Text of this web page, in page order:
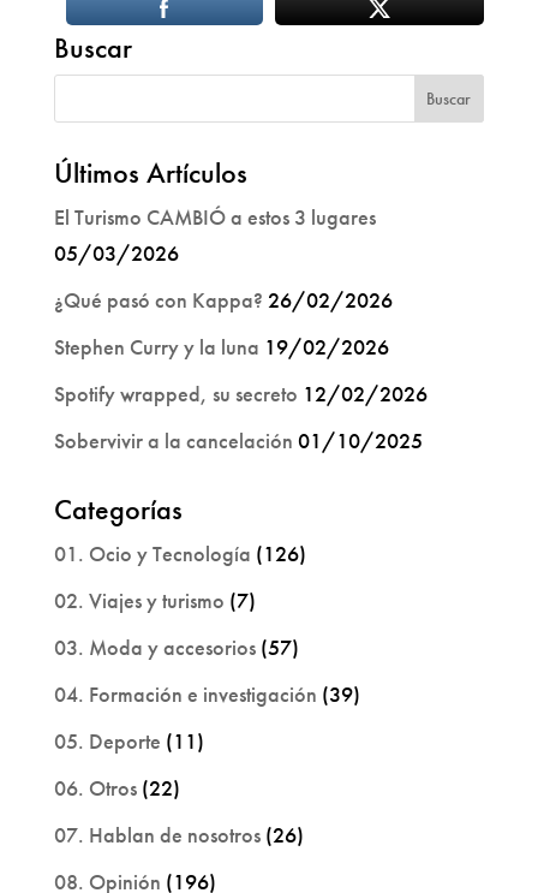
Buscar
Últimos Artículos
El Turismo CAMBIÓ a estos 3 lugares
05/03/2026
¿Qué pasó con Kappa? 26/02/2026
Stephen Curry y la luna 19/02/2026
Spotify wrapped, su secreto 12/02/2026
Sobervivir a la cancelación 01/10/2025
Categorías
01. Ocio y Tecnología (126)
02. Viajes y turismo (7)
03. Moda y accesorios(57)
04. Formación e investigación (39)
05. Deporte (11)
06. Otros(22)
07. Hablan de nosotros(26)
08. Opinión (196)